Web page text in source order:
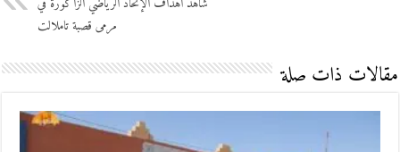
مرمى قصبة تاملالت
مقالات ذات صلة